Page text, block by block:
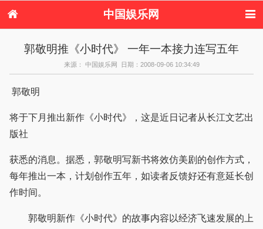
中国娱乐网
港台娱乐
日本娱乐 韩国娱乐
欧美娱乐
音乐新闻 影视新闻
内地明星八卦
港台明星八卦
郭敬明推《小时代》 一年一本接力连写五年
来源： 中国娱乐网 日期：2008-09-06 10:34:49
郭敬明
将于下月推出新作《小时代》，这是近日记者从长江文艺出
版社
获悉的消息。据悉，郭敬明写新书将效仿美剧的创作方式，
每年推出一本，计划创作五年，如读者反馈好还有意延长创
作时间。
郭敬明新作《小时代》的故事内容以经济飞速发展的上